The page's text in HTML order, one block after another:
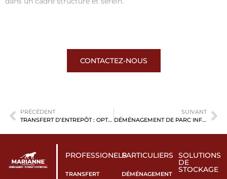
CONTACTEZ-NOUS
PRÉCÉDENT
TRANSFERT D’ENTREPÔT : OPTIMISER VOTRE DÉMÉNAGEMENT LOGISTIQUE SANS INTERRUPTION D’ACTIVITÉ
SUIVANT
DÉMÉNAGEMENT DE PARC INFORMATIQUE : LA CHECKLIST IT POUR UN TRANSFERT SÉCURISÉ
PROFESSIONELS
TRANSFERT
PARTICULIERS
DÉMÉNAGEMENT
SOLUTIONS
DE
STOCKAGE